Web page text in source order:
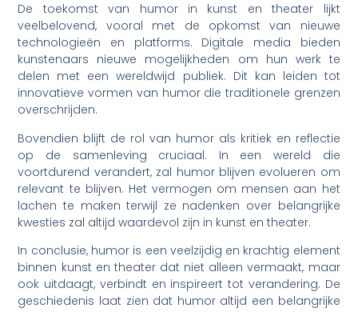
De toekomst van humor in kunst en theater lijkt
veelbelovend, vooral met de opkomst van nieuwe
technologieën en platforms. Digitale media bieden
kunstenaars nieuwe mogelijkheden om hun werk te
delen met een wereldwijd publiek. Dit kan leiden tot
innovatieve vormen van humor die traditionele grenzen
overschrijden.
Bovendien blijft de rol van humor als kritiek en reflectie
op de samenleving cruciaal. In een wereld die
voortdurend verandert, zal humor blijven evolueren om
relevant te blijven. Het vermogen om mensen aan het
lachen te maken terwijl ze nadenken over belangrijke
kwesties zal altijd waardevol zijn in kunst en theater.
In conclusie, humor is een veelzijdig en krachtig element
binnen kunst en theater dat niet alleen vermaakt, maar
ook uitdaagt, verbindt en inspireert tot verandering. De
geschiedenis laat zien dat humor altijd een belangrijke